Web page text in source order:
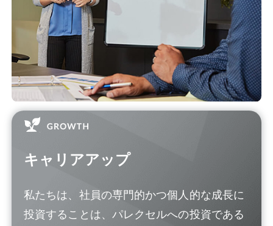
キャリアアップ
私たちは、社員の専門的かつ個人的な成長に
投資することは、パレクセルへの投資である